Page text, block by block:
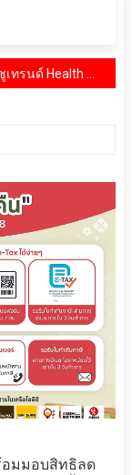
ลิกซิล ชูเทรนด์ Health & Well-Being และ Sustainability ยกระดับไลฟ์สไตล์ของผู้คนในภาคตะวันออกเฉียงเหนือของไทย
อมมอบสิทธิลด